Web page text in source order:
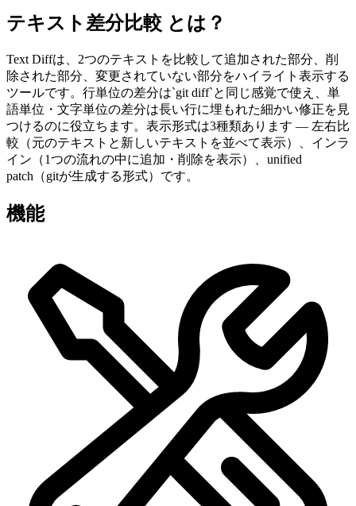
テキスト差分比較 とは？
Text Diffは、2つのテキストを比較して追加された部分、削
除された部分、変更されていない部分をハイライト表示する
ツールです。行単位の差分は`git diff`と同じ感覚で使え、単
語単位・文字単位の差分は長い行に埋もれた細かい修正を見
つけるのに役立ちます。表示形式は3種類あります — 左右比
較（元のテキストと新しいテキストを並べて表示）、インラ
イン（1つの流れの中に追加・削除を表示）、unified
patch（gitが生成する形式）です。
機能